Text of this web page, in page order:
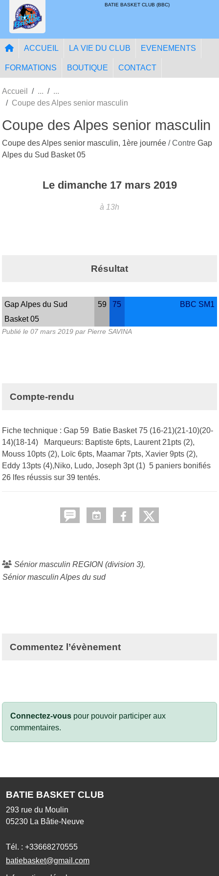
BATIE BASKET CLUB (BBC)
ACCUEIL LA VIE DU CLUB EVENEMENTS
FORMATIONS BOUTIQUE CONTACT
Accueil
Coupe des Alpes senior masculin
Coupe des Alpes senior masculin
Coupe des Alpes senior masculin, 1ère journée / Contre Gap
Alpes du Sud Basket 05
Le dimanche 17 mars 2019
à 13h
Résultat
Gap Alpes du Sud
Basket 05
59 75 BBC SM1
Publié le 07 mars 2019 par Pierre SAVINA
Compte-rendu
Fiche technique : Gap 59 Batie Basket 75 (16-21)(21-10)(20-
14)(18-14) Marqueurs: Baptiste 6pts, Laurent 21pts (2),
Mouss 10pts (2), Loïc 6pts, Maamar 7pts, Xavier 9pts (2),
Eddy 13pts (4),Niko, Ludo, Joseph 3pt (1) 5 paniers bonifiés
26 lfes réussis sur 39 tentés.
Sénior masculin REGION (division 3)
Sénior masculin Alpes du sud
Commentez l’évènement
Connectez-vous pour pouvoir participer aux
commentaires.
BATIE BASKET CLUB
293 rue du Moulin
05230 La Bâtie-Neuve
Tél. : +33668270555
batiebasket@gmail.com
Panneau de gestion des cookies